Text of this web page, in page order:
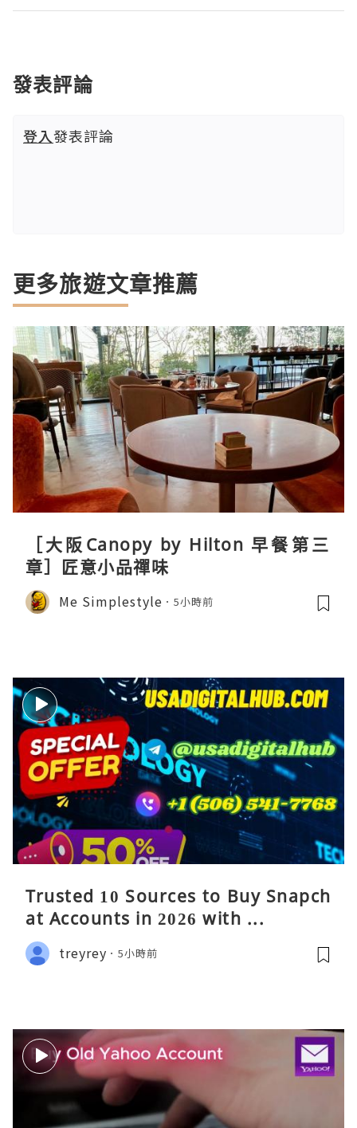
發表評論
登入發表評論
更多旅遊文章推薦
［大阪Canopy by Hilton 早餐第三
章］匠意小品禪味
Me Simplestyle 5小時前
Trusted 10 Sources to Buy Snapch
at Accounts in 2026 with ...
treyrey 5小時前